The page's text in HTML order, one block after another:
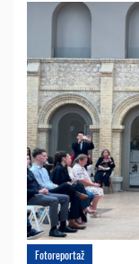
Fotoreportaž